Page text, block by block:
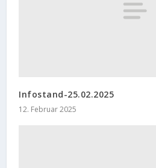
Infostand-25.02.2025
12. Februar 2025